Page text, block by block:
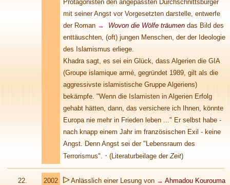
Protagonisten den angepassten Durchschnittsbürger
mit seiner Angst vor Vorgesetzten darstelle, entwerfe
der Roman → Wovon die Wölfe träumen das Bild des
enttäuschten, (oft) jungen Menschen, der der Ideologie
des Islamismus erliege.
Khadra sagt, es sei ein Glück, dass Algerien die GIA
(Groupe islamique armé, gegründet 1989, gilt als die
aggressivste islamistische Gruppe Algeriens)
bekämpfe. "Wenn die Islamisten in Algerien Erfolg
gehabt hätten, dann, das versichere ich Ihnen, könnte
Europa nie mehr in Frieden leben ..." Er selbst habe -
nach knapp einem Jahr im französischen Exil - keine
Angst. Denn Angst sei der "Lebensraum des
Terrorismus". · (Literaturbeilage derZeit)
22.
2002 Anlässlich einer Lesung von → Ahmadou Kourouma